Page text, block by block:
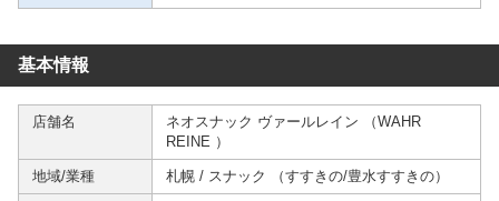
基本情報
店舗名
ネオスナック ヴァールレイン （WAHR
REINE ）
地域/業種 札幌 / スナック （すすきの/豊水すすきの）